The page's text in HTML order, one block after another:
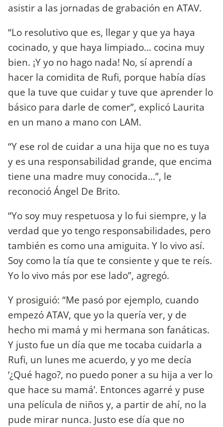
asistir a las jornadas de grabación en ATAV.
“Lo resolutivo que es, llegar y que ya haya
cocinado, y que haya limpiado… cocina muy
bien. ¡Y yo no hago nada! No, sí aprendí a
hacer la comidita de Rufi, porque había días
que la tuve que cuidar y tuve que aprender lo
básico para darle de comer”, explicó Laurita
en un mano a mano con LAM.
“Y ese rol de cuidar a una hija que no es tuya
y es una responsabilidad grande, que encima
tiene una madre muy conocida…”, le
reconoció Ángel De Brito.
“Yo soy muy respetuosa y lo fui siempre, y la
verdad que yo tengo responsabilidades, pero
también es como una amiguita. Y lo vivo así.
Soy como la tía que te consiente y que te reís.
Yo lo vivo más por ese lado”, agregó.
Y prosiguió: “Me pasó por ejemplo, cuando
empezó ATAV, que yo la quería ver, y de
hecho mi mamá y mi hermana son fanáticas.
Y justo fue un día que me tocaba cuidarla a
Rufi, un lunes me acuerdo, y yo me decía
‘¿Qué hago?, no puedo poner a su hija a ver lo
que hace su mamá’. Entonces agarré y puse
una película de niños y, a partir de ahí, no la
pude mirar nunca. Justo ese día que no